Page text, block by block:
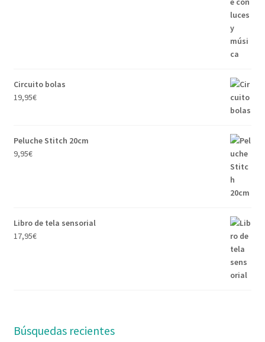
Circuito bolas
19,95€
Peluche Stitch 20cm
9,95€
Libro de tela sensorial
17,95€
Búsquedas recientes